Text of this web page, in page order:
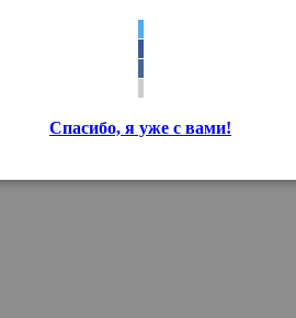
Спасибо, я уже с вами!